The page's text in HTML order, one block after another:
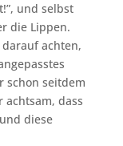
und selbst
die Lippen.
achten,
schon seitdem
dass
diese